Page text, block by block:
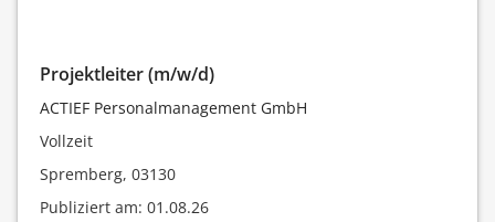
Projektleiter (m/w/d)
ACTIEF Personalmanagement GmbH
Vollzeit
Spremberg, 03130
Publiziert am: 01.08.26